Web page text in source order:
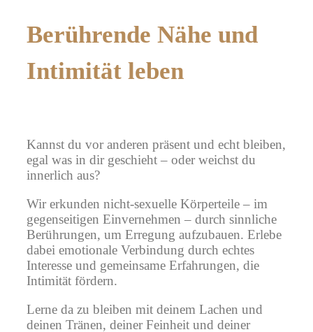
Berührende Nähe und
Intimität leben
Kannst du vor anderen präsent und echt bleiben,
egal was in dir geschieht – oder weichst du
innerlich aus?
Wir erkunden nicht-sexuelle Körperteile – im
gegenseitigen Einvernehmen – durch sinnliche
Berührungen, um Erregung aufzubauen. Erlebe
dabei emotionale Verbindung durch echtes
Interesse und gemeinsame Erfahrungen, die
Intimität fördern.
Lerne da zu bleiben mit deinem Lachen und
deinen Tränen, deiner Feinheit und deiner